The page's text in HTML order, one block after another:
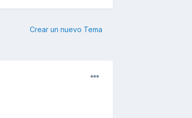
Crear un nuevo Tema